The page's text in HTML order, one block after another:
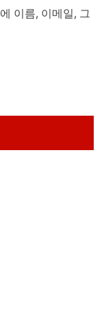
이름, 이메일, 그